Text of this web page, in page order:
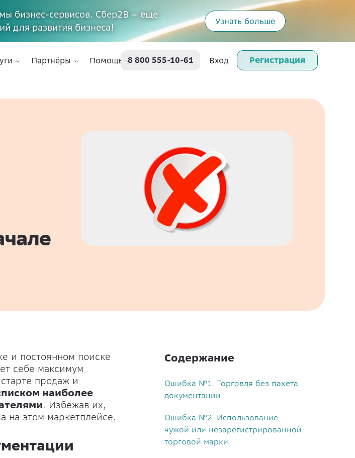
бизнес-сервисов. Сбер2В – еще
для развития бизнеса!
Узнать больше
Партнёры Помощь 8 800 555-10-61 Вход Регистрация
и постоянном поиске
себе максимум
продаж и
наиболее
. Избежав их,
на этом маркетплейсе.
Содержание
Ошибка №1. Торговля без пакета
документации
Ошибка №2. Использование
чужой или незарегистрированной
торговой марки